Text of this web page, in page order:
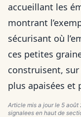
accueillant les
montrant
sécurisant où
ces petites
construisent,
plus apaisées et
Article mis a jour le 5 août
signalees en haut de